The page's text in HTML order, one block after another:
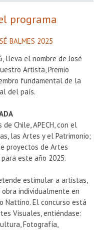
programa
BALMES 2025
lleva el nombre de José
Artista, Premio
fundamental de la
del país.
Chile, APECH, con el
las Artes y el Patrimonio;
proyectos de Artes
este año 2025.
estimular a artistas,
individualmente en
Nattino. El concurso está
Visuales, entiéndase:
Fotografía,